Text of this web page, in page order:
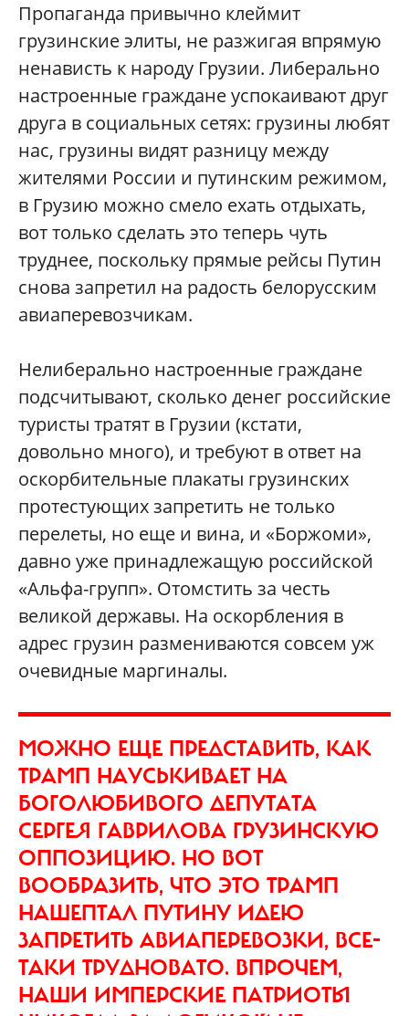
Пропаганда привычно клеймит
грузинские элиты, не разжигая впрямую
ненависть к народу Грузии. Либерально
настроенные граждане успокаивают друг
друга в социальных сетях: грузины любят
нас, грузины видят разницу между
жителями России и путинским режимом,
в Грузию можно смело ехать отдыхать,
вот только сделать это теперь чуть
труднее, поскольку прямые рейсы Путин
снова запретил на радость белорусским
авиаперевозчикам.
Нелиберально настроенные граждане
подсчитывают, сколько денег российские
туристы тратят в Грузии (кстати,
довольно много), и требуют в ответ на
оскорбительные плакаты грузинских
протестующих запретить не только
перелеты, но еще и вина, и «Боржоми»,
давно уже принадлежащую российской
«Альфа-групп». Отомстить за честь
великой державы. На оскорбления в
адрес грузин размениваются совсем уж
очевидные маргиналы.
МОЖНО ЕЩЕ ПРЕДСТАВИТЬ, КАК
ТРАМП НАУСЬКИВАЕТ НА
БОГОЛЮБИВОГО ДЕПУТАТА
СЕРГЕЯ ГАВРИЛОВА ГРУЗИНСКУЮ
ОППОЗИЦИЮ. НО ВОТ
ВООБРАЗИТЬ, ЧТО ЭТО ТРАМП
НАШЕПТАЛ ПУТИНУ ИДЕЮ
ЗАПРЕТИТЬ АВИАПЕРЕВОЗКИ, ВСЕ-
ТАКИ ТРУДНОВАТО. ВПРОЧЕМ,
НАШИ ИМПЕРСКИЕ ПАТРИОТЫ